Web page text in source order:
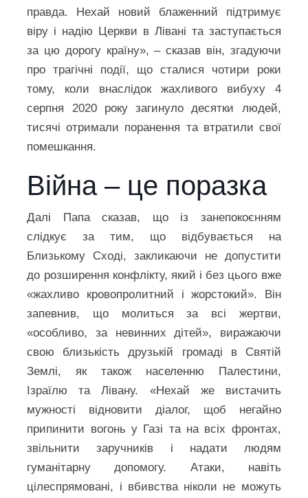
правда. Нехай новий блаженний підтримує
віру і надію Церкви в Лівані та заступається
за цю дорогу країну», – сказав він, згадуючи
про трагічні події, що сталися чотири роки
тому, коли внаслідок жахливого вибуху 4
серпня 2020 року загинуло десятки людей,
тисячі отримали поранення та втратили свої
помешкання.
Війна – це поразка
Далі Папа сказав, що із занепокоєнням
слідкує за тим, що відбувається на
Близькому Сході, закликаючи не допустити
до розширення конфлікту, який і без цього вже
«жахливо кровопролитний і жорстокий». Він
запевнив, що молиться за всі жертви,
«особливо, за невинних дітей», виражаючи
свою близькість друзькій громаді в Святій
Землі, як також населенню Палестини,
Ізраїлю та Лівану. «Нехай же вистачить
мужності відновити діалог, щоб негайно
припинити вогонь у Газі та на всіх фронтах,
звільнити заручників і надати людям
гуманітарну допомогу. Атаки, навіть
цілеспрямовані, і вбивства ніколи не можуть